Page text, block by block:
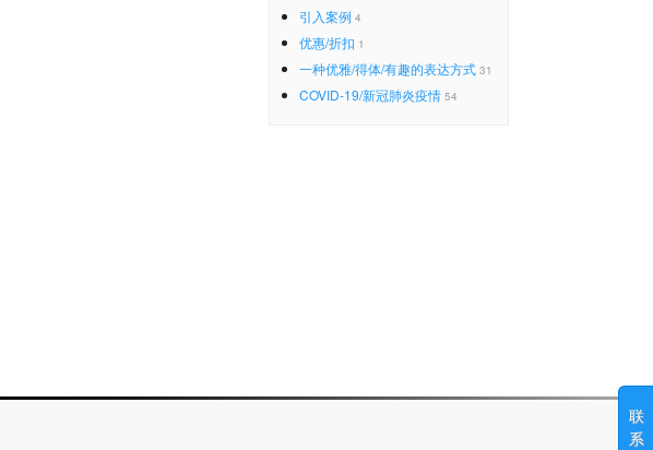
引入案例 4
优惠/折扣 1
一种优雅/得体/有趣的表达方式 31
COVID-19/新冠肺炎疫情 54
联
系